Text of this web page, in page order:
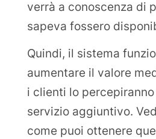
verrà a conoscenza di
sapeva fossero
Quindi, il sistema
aumentare il valore
i clienti lo
servizio aggiuntivo.
come puoi ottenere